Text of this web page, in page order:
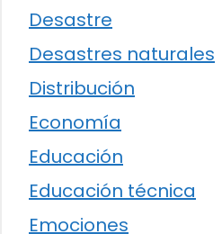
Desastre
Desastres naturales
Distribución
Economía
Educación
Educación técnica
Emociones